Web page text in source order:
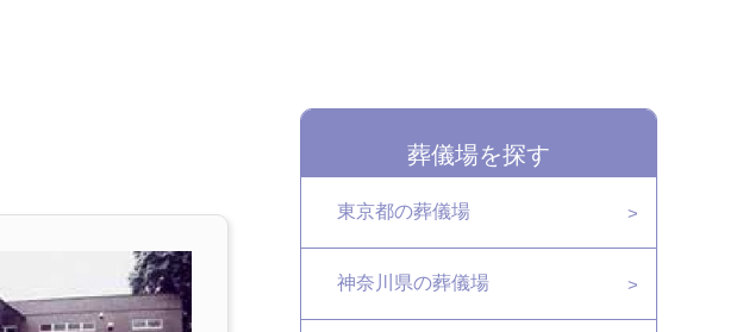
葬儀場を探す
東京都の葬儀場
神奈川県の葬儀場